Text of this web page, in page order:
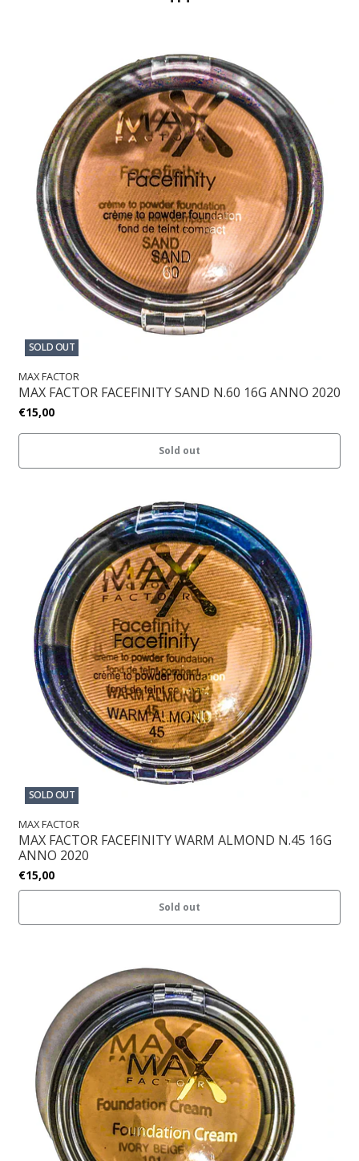
SOLD OUT
MAX FACTOR
MAX FACTOR FACEFINITY SAND N.60 16G ANNO 2020
€15,00
Sold out
SOLD OUT
MAX FACTOR
MAX FACTOR FACEFINITY WARM ALMOND N.45 16G
ANNO 2020
€15,00
Sold out